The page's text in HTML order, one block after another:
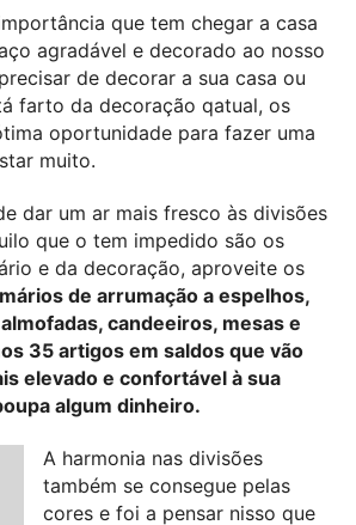
que tem chegar a casa
agradável e decorado ao nosso
de decorar a sua casa ou
farto da decoração qatual, os
oportunidade para fazer uma
muito.
dar um ar mais fresco às divisões
que o tem impedido são os
e da decoração, aproveite os
de arrumação a espelhos,
candeeiros, mesas e
35 artigos em saldos que vão
elevado e confortável à sua
algum dinheiro.
A harmonia nas divisões
também se consegue pelas
cores e foi a pensar nisso que